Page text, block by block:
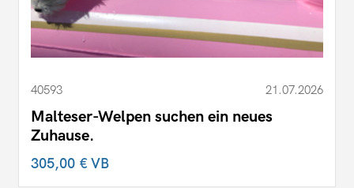
40593 21.07.2026
Malteser-Welpen suchen ein neues
Zuhause.
305,00 €VB